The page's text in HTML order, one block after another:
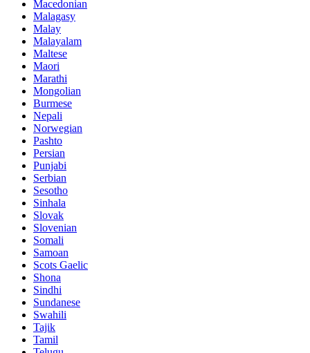
Macedonian
Malagasy
Malay
Malayalam
Maltese
Maori
Marathi
Mongolian
Burmese
Nepali
Norwegian
Pashto
Persian
Punjabi
Serbian
Sesotho
Sinhala
Slovak
Slovenian
Somali
Samoan
Scots Gaelic
Shona
Sindhi
Sundanese
Swahili
Tajik
Tamil